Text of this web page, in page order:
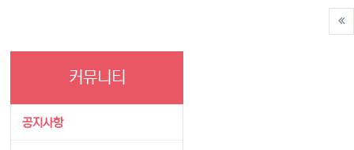
커뮤니티
공지사항